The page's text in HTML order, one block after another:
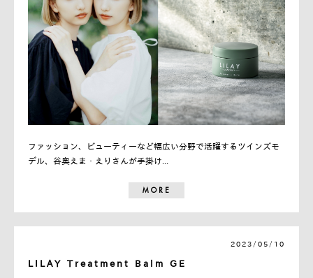
ファッション、ビューティーなど幅広い分野で活躍するツインズモ
デル、谷奥えま・えりさんが手掛け...
MORE
2023/05/10
LILAY Treatment Balm GE